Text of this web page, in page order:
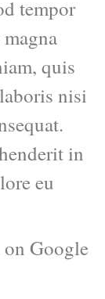
tempor
quis
nisi
in
eu
on Google